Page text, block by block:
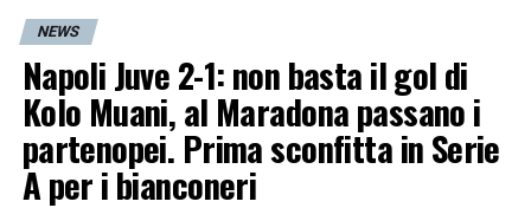
NEWS
Napoli Juve 2-1: non basta il gol di
Kolo Muani, al Maradona passano i
partenopei. Prima sconfitta in Serie
A per i bianconeri